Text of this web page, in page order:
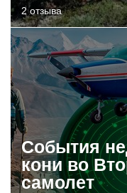
2 отзыва
События
кони во
самолет